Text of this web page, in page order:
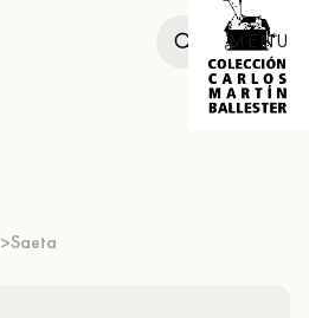
MENU
>Saeta